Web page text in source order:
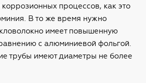
процессов, как это
В то же время нужно
имеет повышенную
с алюминиевой фольгой.
трубы имеют диаметры не более